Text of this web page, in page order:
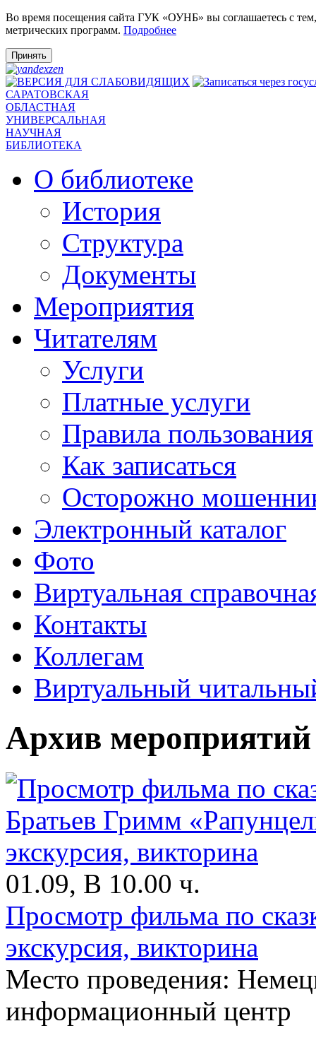
Во время посещения сайта ГУК «ОУНБ» вы соглашаетесь с
метрических программ. Подробнее
Принять
САРАТОВСКАЯ
ОБЛАСТНАЯ
УНИВЕРСАЛЬНАЯ
НАУЧНАЯ
БИБЛИОТЕКА
О библиотеке
История
Структура
Документы
Мероприятия
Читателям
Услуги
Платные услуги
Правила пользования
Как записаться
Осторожно
Электронный каталог
Фото
Виртуальная
Контакты
Коллегам
Виртуальный
Архив мероприятий
01.09, В 10.00 ч.
Просмотр фильма по
экскурсия, викторина
Место проведения:
информационный центр